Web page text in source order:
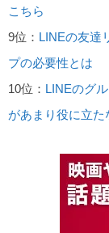
こちら
9位： LINEの友達
プの必要性とは
10位： LINEのグ
があまり役に立た